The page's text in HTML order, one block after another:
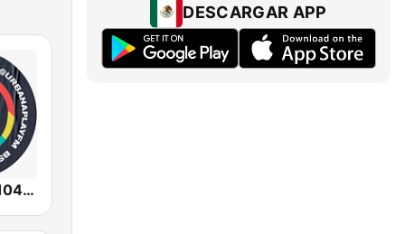
Urbana Play 104.3 FM
DESCARGAR APP